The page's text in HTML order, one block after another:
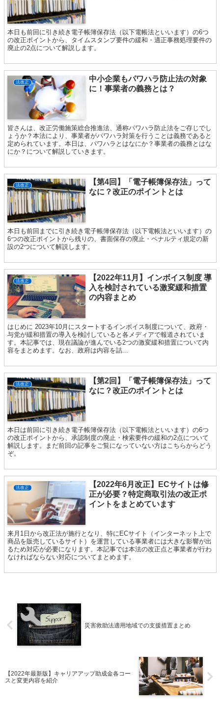
本日も前回に引き続き電子帳簿保存法（以下電帳法といいます）の6つ
の改正ポイントから、タイムスタンプ要件の緩和・適正事務処理要件の
廃止の2点について解説します。
法改正
中小企業もパワハラ防止法の対象
に！事業者の義務とは？
皆さんは、改正労働施策総合推進法、通称パワハラ防止法をご存じでし
ょうか？本法により、事業者がパワハラ対策を行うことは義務であると
定められています。本日は、パワハラとはなにか？事業者の義務とはな
にか？について解説していきます。
法改正
【第4回】「電子帳簿保存法」って
なに？改正のポイントとは
本日も前回までに引き続き電子帳簿保存法（以下電帳法といいます）の
6つの改正ポイントから残りの、書面保存の廃止・ペナルティ規定の新
設の2つについて解説します。
法改正
【2022年11月】インボイス制度 導
入を検討されている激変緩和措置
の内容まとめ
はじめに 2023年10月にスタートするインボイス制度について、政府・
与党が緩和措置の導入を検討していると各メディアで報道されていま
す。本記事では、現在議論が進んでいる2つの激変緩和措置について内
容をまとめます。なお、政府は内容を詰...
法改正
【第2回】「電子帳簿保存法」って
なに？改正のポイントとは
本日は前回に引き続き電子帳簿保存法（以下電帳法といいます）の6つ
の改正ポイントから、承認制度の廃止・検索要件の緩和の2点について
解説します。まだ前回の記事をご覧になっていない方はこちらからどう
ぞ。
法改正
【2022年6月改正】ECサイトは修
正が必要？特定商取引法の改正ポ
イントをまとめています
来月1日から改正法が施行となり、特にECサイト（インターネット上で
商品を販売しているサイト）を運営している事業者には大きな影響が出
るため対応が必要になります。本記事では本法の改正点と事業者が行わ
なければならない対応についてまとめます。
災害救助法適用地域での支援措置まとめ
【2022年最新版】キャリアアップ助成金各コー
スと変更内容を紹介